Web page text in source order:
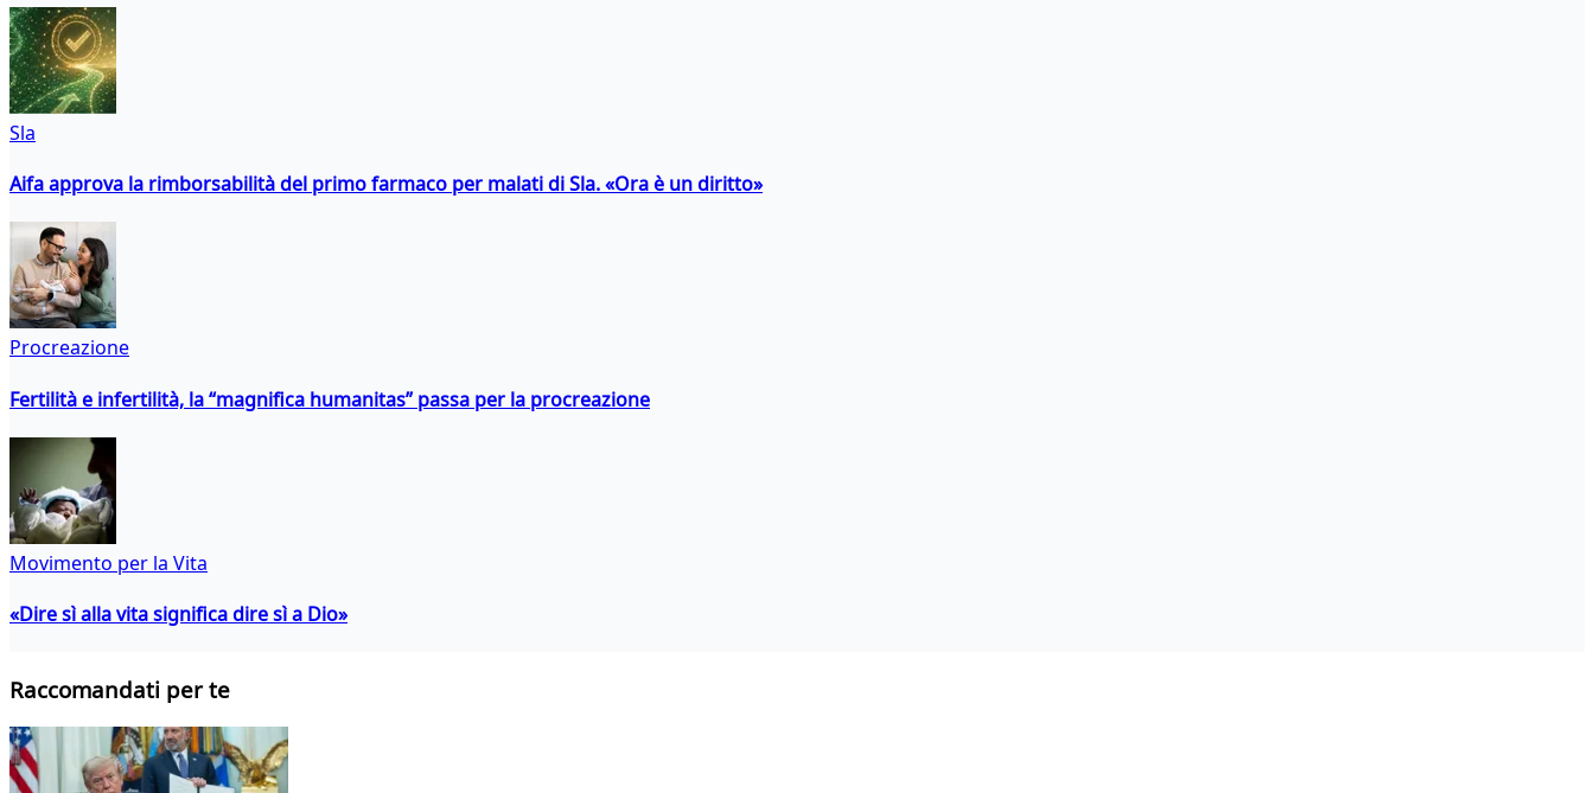
Sla
Aifa approva la rimborsabilità del primo farmaco per malati di Sla. «Ora è un diritto»
Procreazione
Fertilità e infertilità, la “magnifica humanitas” passa per la procreazione
Movimento per la Vita
«Dire sì alla vita significa dire sì a Dio»
Raccomandati per te